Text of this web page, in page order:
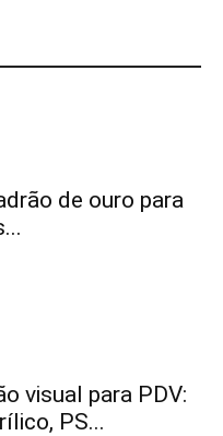
de ouro para
visual para PDV:
PS...